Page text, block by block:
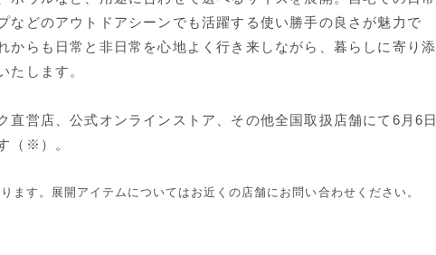
などのアウトドアシーンでも活躍する使い勝手の良さが魅力で
からも日常と非日常を心地よく行き来しながら、暮らしに寄り添
たします。
直営店、公式オンラインストア、その他全国取扱店舗にて6月6日
（※）。
ます。展開アイテムについてはお近くの店舗にお問い合わせください。